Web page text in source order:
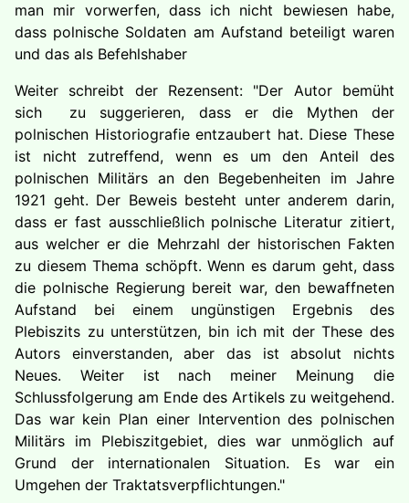
man mir vorwerfen, dass ich nicht bewiesen habe,
dass polnische Soldaten am Aufstand beteiligt waren
und das als Befehlshaber
Weiter schreibt der Rezensent: "Der Autor bemüht
sich zu suggerieren, dass er die Mythen der
polnischen Historiografie entzaubert hat. Diese These
ist nicht zutreffend, wenn es um den Anteil des
polnischen Militärs an den Begebenheiten im Jahre
1921 geht. Der Beweis besteht unter anderem darin,
dass er fast ausschließlich polnische Literatur zitiert,
aus welcher er die Mehrzahl der historischen Fakten
zu diesem Thema schöpft. Wenn es darum geht, dass
die polnische Regierung bereit war, den bewaffneten
Aufstand bei einem ungünstigen Ergebnis des
Plebiszits zu unterstützen, bin ich mit der These des
Autors einverstanden, aber das ist absolut nichts
Neues. Weiter ist nach meiner Meinung die
Schlussfolgerung am Ende des Artikels zu weitgehend.
Das war kein Plan einer Intervention des polnischen
Militärs im Plebiszitgebiet, dies war unmöglich auf
Grund der internationalen Situation. Es war ein
Umgehen der Traktatsverpflichtungen."